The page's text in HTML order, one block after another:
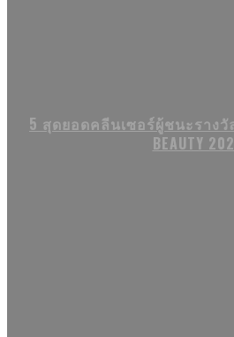
5 สุดยอดคลีนเซอร์ผู้ชนะรางวัล
BEAUTY